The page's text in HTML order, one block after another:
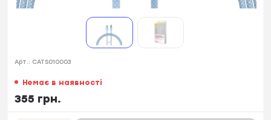
Арт.: CATS010003
Немає в наявності
355 грн.